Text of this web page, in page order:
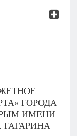
ГОРОДА
ИМЕНИ